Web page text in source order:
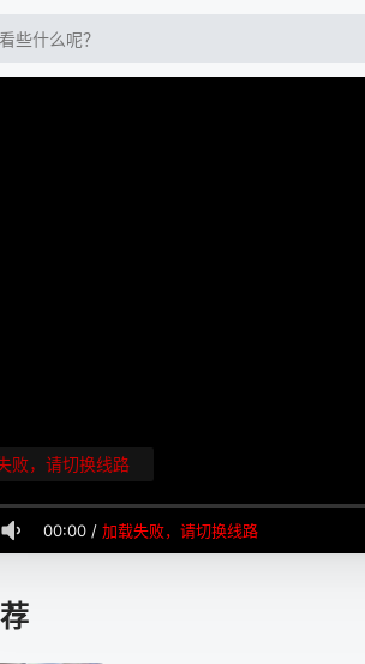
00:00 / 加载失败，请切换线路
败，请切换线路